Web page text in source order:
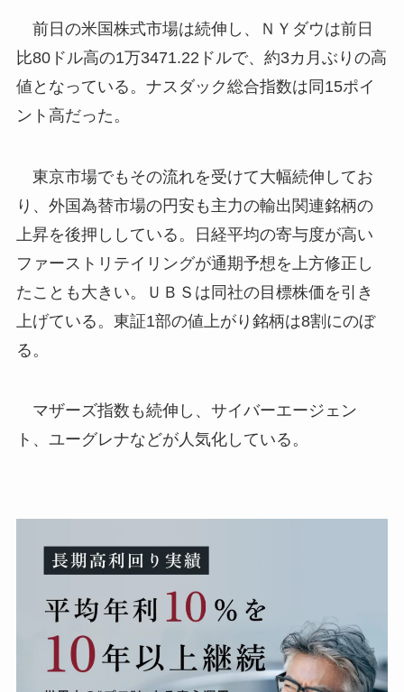
前日の米国株式市場は続伸し、ＮＹダウは前日
比80ドル高の1万3471.22ドルで、約3カ月ぶりの高
値となっている。ナスダック総合指数は同15ポイ
ント高だった。
東京市場でもその流れを受けて大幅続伸してお
り、外国為替市場の円安も主力の輸出関連銘柄の
上昇を後押ししている。日経平均の寄与度が高い
ファーストリテイリングが通期予想を上方修正し
たことも大きい。ＵＢＳは同社の目標株価を引き
上げている。東証1部の値上がり銘柄は8割にのぼ
る。
マザーズ指数も続伸し、サイバーエージェン
ト、ユーグレナなどが人気化している。